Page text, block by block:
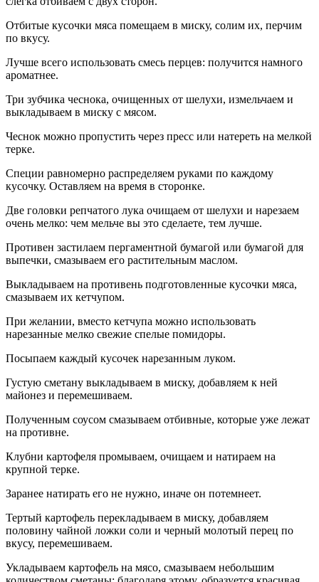
Отбитые кусочки мяса помещаем в миску, солим их, перчим
по вкусу.
Лучше всего использовать смесь перцев: получится намного
ароматнее.
Три зубчика чеснока, очищенных от шелухи, измельчаем и
выкладываем в миску с мясом.
Чеснок можно пропустить через пресс или натереть на мелкой
терке.
Специи равномерно распределяем руками по каждому
кусочку. Оставляем на время в сторонке.
Две головки репчатого лука очищаем от шелухи и нарезаем
очень мелко: чем мельче вы это сделаете, тем лучше.
Противен застилаем пергаментной бумагой или бумагой для
выпечки, смазываем его растительным маслом.
Выкладываем на противень подготовленные кусочки мяса,
смазываем их кетчупом.
При желании, вместо кетчупа можно использовать
нарезанные мелко свежие спелые помидоры.
Посыпаем каждый кусочек нарезанным луком.
Густую сметану выкладываем в миску, добавляем к ней
майонез и перемешиваем.
Полученным соусом смазываем отбивные, которые уже лежат
на противне.
Клубни картофеля промываем, очищаем и натираем на
крупной терке.
Заранее натирать его не нужно, иначе он потемнеет.
Тертый картофель перекладываем в миску, добавляем
половину чайной ложки соли и черный молотый перец по
вкусу, перемешиваем.
Укладываем картофель на мясо, смазываем небольшим